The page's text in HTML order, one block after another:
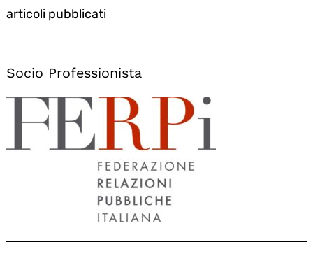
articoli pubblicati
Socio Professionista